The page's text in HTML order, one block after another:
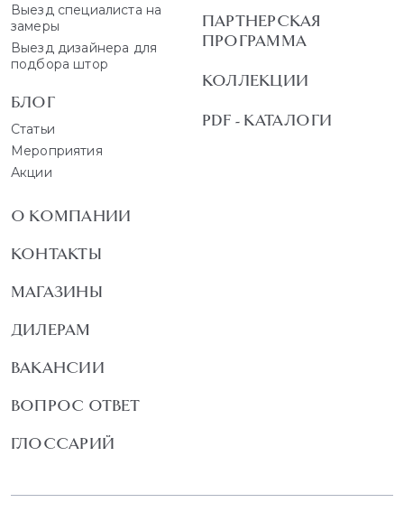
Выезд специалиста на
замеры
Выезд дизайнера для
подбора штор
БЛОГ
Статьи
Мероприятия
Акции
ПАРТНЕРСКАЯ
ПРОГРАММА
КОЛЛЕКЦИИ
PDF - КАТАЛОГИ
О КОМПАНИИ
КОНТАКТЫ
МАГАЗИНЫ
ДИЛЕРАМ
ВАКАНСИИ
ВОПРОС ОТВЕТ
ГЛОССАРИЙ